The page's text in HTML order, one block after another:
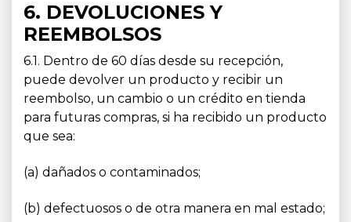
6. DEVOLUCIONES Y
REEMBOLSOS
6.1. Dentro de 60 días desde su recepción,
puede devolver un producto y recibir un
reembolso, un cambio o un crédito en tienda
para futuras compras, si ha recibido un producto
que sea:
(a) dañados o contaminados;
(b) defectuosos o de otra manera en mal estado;